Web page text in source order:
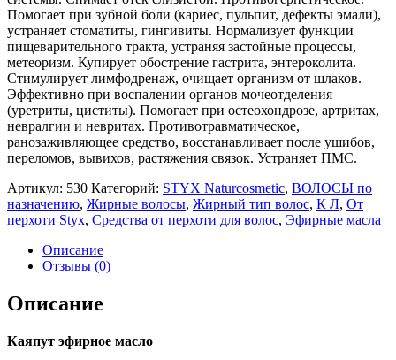
Помогает при зубной боли (кариес, пульпит, дефекты эмали),
устраняет стоматиты, гингивиты. Нормализует функции
пищеварительного тракта, устраняя застойные процессы,
метеоризм. Купирует обострение гастрита, энтероколита.
Стимулирует лимфодренаж, очищает организм от шлаков.
Эффективно при воспалении органов мочеотделения
(уретриты, циститы). Помогает при остеохондрозе, артритах,
невралгии и невритах. Противотравматическое,
ранозаживляющее средство, восстанавливает после ушибов,
переломов, вывихов, растяжения связок. Устраняет ПМС.
Артикул: 530 Категорий: STYX Naturcosmetic, ВОЛОСЫ по
назначению, Жирные волосы, Жирный тип волос, К Л, От
перхоти Styx, Средства от перхоти для волос, Эфирные масла
Описание
Отзывы (0)
Описание
Каяпут эфирное масло